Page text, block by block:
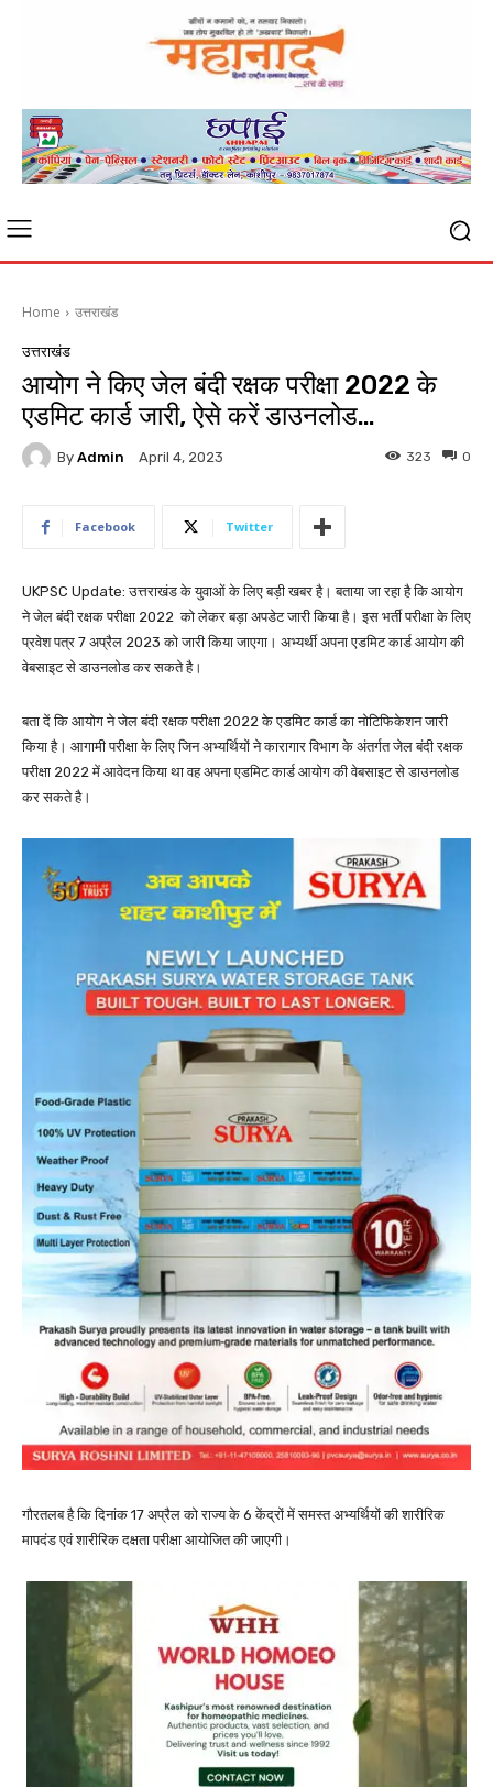
Home उत्तराखंड
उत्तराखंड
आयोग ने किए जेल बंदी रक्षक परीक्षा 2022 के
एडमिट कार्ड जारी, ऐसे करें डाउनलोड…
By Admin April 4, 2023 0
323
Facebook Twitter
UKPSC Update: उत्तराखंड के युवाओं के लिए बड़ी खबर है। बताया जा रहा है कि आयोग
ने जेल बंदी रक्षक परीक्षा 2022 को लेकर बड़ा अपडेट जारी किया है। इस भर्ती परीक्षा के लिए
प्रवेश पत्र 7 अप्रैल 2023 को जारी किया जाएगा। अभ्यर्थी अपना एडमिट कार्ड आयोग की
वेबसाइट से डाउनलोड कर सकते है।
बता दें कि आयोग ने जेल बंदी रक्षक परीक्षा 2022 के एडमिट कार्ड का नोटिफिकेशन जारी
किया है। आगामी परीक्षा के लिए जिन अभ्यर्थियों ने कारागार विभाग के अंतर्गत जेल बंदी रक्षक
परीक्षा 2022 में आवेदन किया था वह अपना एडमिट कार्ड आयोग की वेबसाइट से डाउनलोड
कर सकते है।
गौरतलब है कि दिनांक 17 अप्रैल को राज्य के 6 केंद्रों में समस्त अभ्यर्थियों की शारीरिक
मापदंड एवं शारीरिक दक्षता परीक्षा आयोजित की जाएगी।